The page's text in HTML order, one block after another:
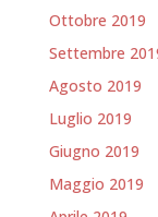
Ottobre 2019
Settembre
Agosto 2019
Luglio 2019
Giugno 2019
Maggio 2019